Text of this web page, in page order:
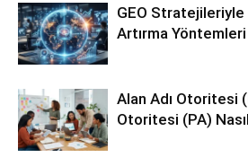
GEO
Artırma Yöntemleri
Alan Adı Otoritesi
Otoritesi (PA) Nasıl